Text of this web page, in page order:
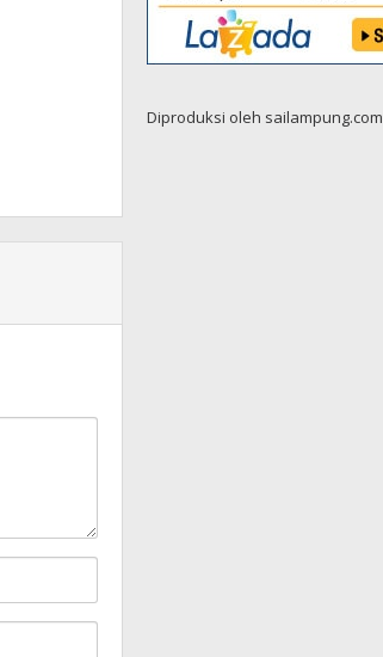
Diproduksi oleh sailampung.com